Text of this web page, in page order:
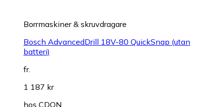
Borrmaskiner & skruvdragare
Bosch AdvancedDrill 18V-80 QuickSnap (utan
batteri)
fr.
1 187 kr
hos CDON